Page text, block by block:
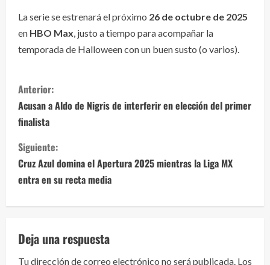
La serie se estrenará el próximo 26 de octubre de 2025
en HBO Max , justo a tiempo para acompañar la
temporada de Halloween con un buen susto (o varios).
S
i
g
u
e
l
e
Anterior:
Acusan a Aldo de Nigris de interferir en elección del primer
finalista
Siguiente:
Cruz Azul domina el Apertura 2025 mientras la Liga MX
entra en su recta media
Deja una respuesta
Tu dirección de correo electrónico no será publicada. Los